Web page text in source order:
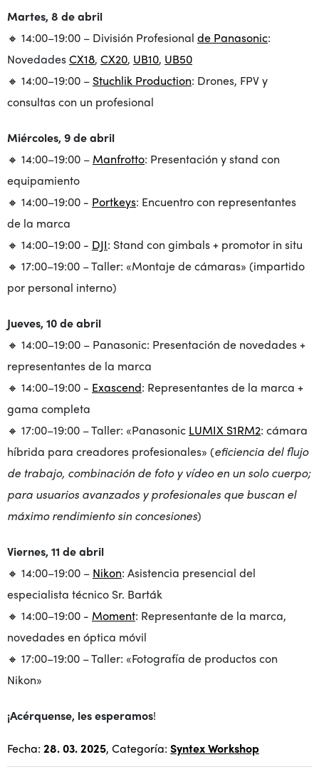
Martes, 8 de abril
🔸 14:00–19:00 – División Profesional de Panasonic:
NovedadesCX18, CX20, UB10, UB50
🔸 14:00–19:00 – Stuchlik Production: Drones, FPV y
consultas con un profesional
Miércoles, 9 de abril
🔸 14:00–19:00 – Manfrotto: Presentación y stand con
equipamiento
🔸 14:00–19:00 - Portkeys: Encuentro con representantes
de la marca
🔸 14:00–19:00 - DJI: Stand con gimbals + promotor in situ
🔸 17:00–19:00 – Taller: «Montaje de cámaras» (impartido
por personal interno)
Jueves, 10 de abril
🔸 14:00–19:00 – Panasonic: Presentación de novedades +
representantes de la marca
🔸 14:00–19:00 - Exascend: Representantes de la marca +
gama completa
🔸 17:00–19:00 – Taller: «Panasonic LUMIX S1RM2: cámara
híbrida para creadores profesionales» (eficiencia del flujo
de trabajo, combinación de foto y vídeo en un solo cuerpo;
para usuarios avanzados y profesionales que buscan el
máximo rendimiento sin concesiones)
Viernes, 11 de abril
🔸 14:00–19:00 – Nikon: Asistencia presencial del
especialista técnico Sr. Barták
🔸 14:00–19:00 - Moment: Representante de la marca,
novedades en óptica móvil
🔸 17:00–19:00 – Taller: «Fotografía de productos con
Nikon»
¡Acérquense, les esperamos!
Fecha: 28. 03. 2025, Categoría: Syntex Workshop